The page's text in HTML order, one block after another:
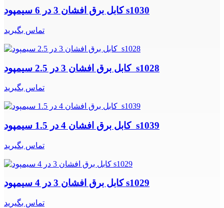
کابل برق افشان 3 در 6 سیمپود s1030
تماس بگیرید
کابل برق افشان 3 در 2.5 سیمپود s1028
تماس بگیرید
کابل برق افشان 4 در 1.5 سیمپود s1039
تماس بگیرید
کابل برق افشان 3 در 4 سیمپود s1029
تماس بگیرید